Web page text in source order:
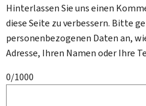
Hinterlassen Sie uns einen
diese Seite zu verbessern. Bitte
personenbezogenen Daten an,
Adresse, Ihren Namen oder Ihre
0/1000